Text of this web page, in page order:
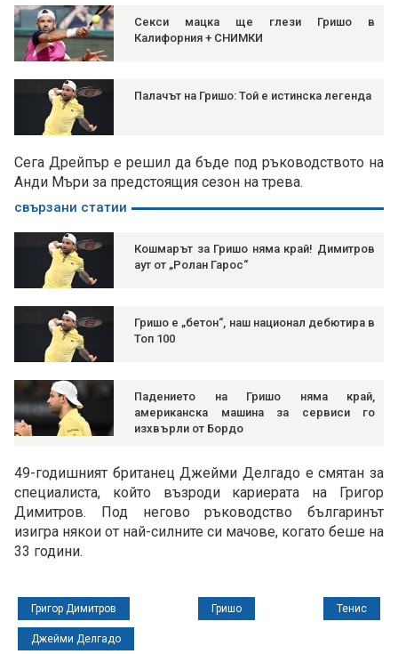
Секси мацка ще глези Гришо в
Калифорния + СНИМКИ
Палачът на Гришо: Той е истинска легенда
Сега Дрейпър е решил да бъде под ръководството на
Анди Мъри за предстоящия сезон на трева.
свързани статии
Кошмарът за Гришо няма край! Димитров
аут от „Ролан Гарос“
Гришо е „бетон“, наш национал дебютира в
Топ 100
Падението на Гришо няма край,
американска машина за сервиси го
изхвърли от Бордо
49-годишният британец Джейми Делгадо е смятан за
специалиста, който възроди кариерата на Григор
Димитров. Под негово ръководство българинът
изигра някои от най-силните си мачове, когато беше на
33 години.
Григор Димитров Гришо Тенис
Джейми Делгадо